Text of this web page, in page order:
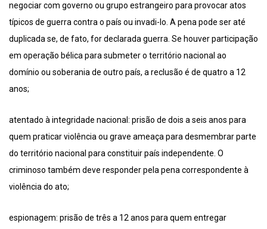
negociar com governo ou grupo estrangeiro para provocar atos
típicos de guerra contra o país ou invadi-lo. A pena pode ser até
duplicada se, de fato, for declarada guerra. Se houver participação
em operação bélica para submeter o território nacional ao
domínio ou soberania de outro país, a reclusão é de quatro a 12
anos;
atentado à integridade nacional: prisão de dois a seis anos para
quem praticar violência ou grave ameaça para desmembrar parte
do território nacional para constituir país independente. O
criminoso também deve responder pela pena correspondente à
violência do ato;
espionagem: prisão de três a 12 anos para quem entregar